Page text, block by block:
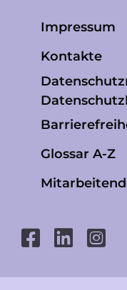
Impressum
Kontakte
Glossar A-Z